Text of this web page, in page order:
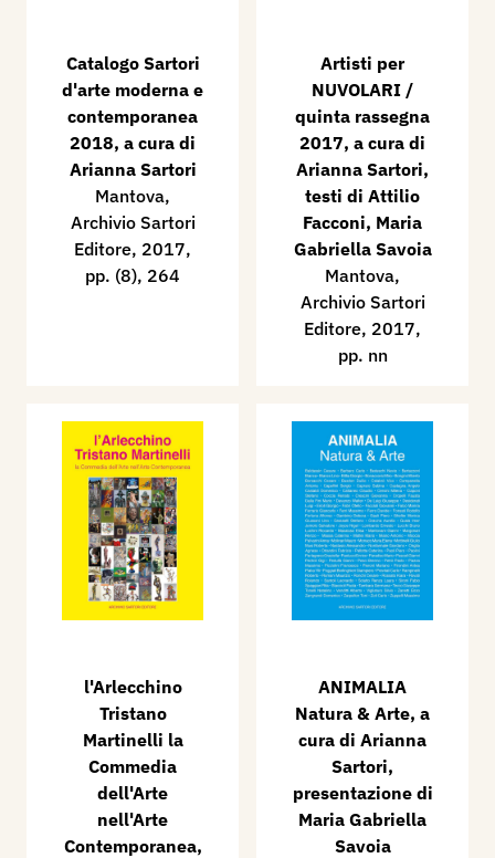
Catalogo Sartori
d'arte moderna e
contemporanea
2018, a cura di
Arianna Sartori
Mantova,
Archivio Sartori
Editore, 2017,
pp. (8), 264
Artisti per
NUVOLARI /
quinta rassegna
2017, a cura di
Arianna Sartori,
testi di Attilio
Facconi, Maria
Gabriella Savoia
Mantova,
Archivio Sartori
Editore, 2017,
pp. nn
l'Arlecchino
Tristano
Martinelli la
Commedia
dell'Arte
nell'Arte
Contemporanea,
ANIMALIA
Natura & Arte, a
cura di Arianna
Sartori,
presentazione di
Maria Gabriella
Savoia